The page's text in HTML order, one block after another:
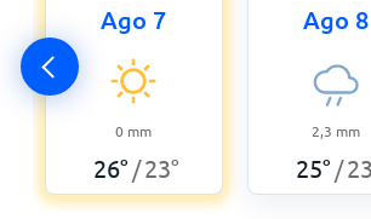
Ago 7
0 mm
26° /23°
Ago 8
2,3 mm
25° /